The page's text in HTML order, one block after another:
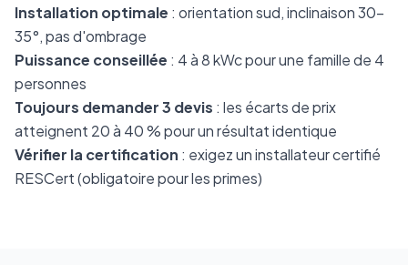
Installation optimale : orientation sud, inclinaison 30-
35°, pas d'ombrage
Puissance conseillée : 4 à 8 kWc pour une famille de 4
personnes
Toujours demander 3 devis : les écarts de prix
atteignent 20 à 40 % pour un résultat identique
Vérifier la certification : exigez un installateur certifié
RESCert (obligatoire pour les primes)